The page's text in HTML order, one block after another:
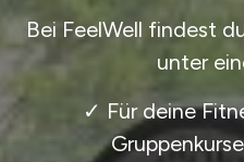
Bei FeelWell findest
unter
✓ Für deine